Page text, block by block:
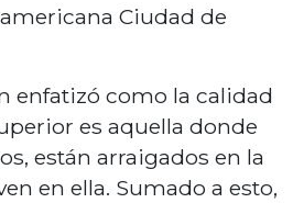
Ciudad de
enfatizó como la calidad
es aquella donde
están arraigados en la
en ella. Sumado a esto,